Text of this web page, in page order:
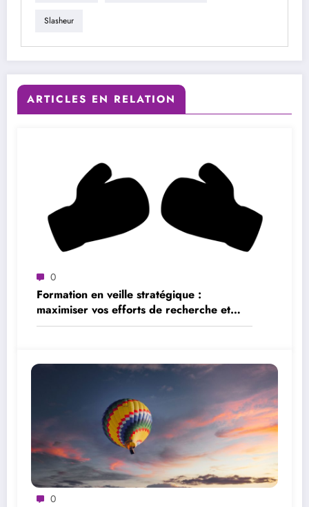
Slasheur
ARTICLES EN RELATION
0
Formation en veille stratégique :
maximiser vos efforts de recherche et
d’analyse
0